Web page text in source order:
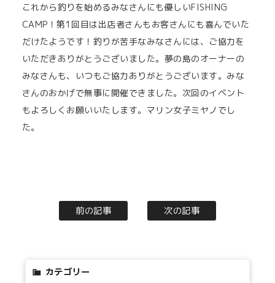
これから釣りを始めるみなさんにも優しいFISHING
CAMP！第1回目は出店者さんもお客さんにも喜んでいた
だけたようです！釣りが苦手なみなさんには、ご協力を
いただきありがとうございました。夢の島のオーナーの
みなさんも、いつもご協力ありがとうございます。みな
さんのおかげで無事に開催できました。次回のイベント
もよろしくお願いいたします。マリン女子ミヤノでし
た。
前の記事 次の記事
カテゴリー